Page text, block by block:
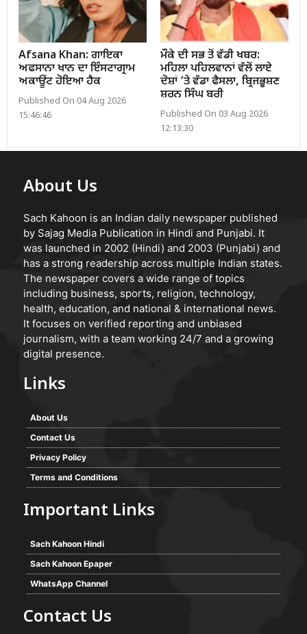
Afsana Khan: ਗਾਇਕਾ
ਅਫਸਾਨਾ ਖਾਨ ਦਾ ਇੰਸਟਾਗ੍ਰਾਮ
ਅਕਾਊਂਟ ਹੋਇਆ ਹੈਕ
Published On 04 Aug 2026
15:46:46
ਮੌਕੇ ਦੀ ਸਭ ਤੋਂ ਵੱਡੀ ਖਬਰ:
ਮਹਿਲਾ ਪਹਿਲਵਾਨਾਂ ਵੱਲੋਂ ਲਾਏ
ਦੋਸ਼ਾਂ ’ਤੇ ਵੱਡਾ ਫੈਸਲਾ, ਬ੍ਰਿਜਭੂਸ਼ਣ
ਸ਼ਰਨ ਸਿੰਘ ਬਰੀ
Published On 03 Aug 2026
12:13:30
About Us
Sach Kahoon is an Indian daily newspaper published
by Sajag Media Publication in Hindi and Punjabi. It
was launched in 2002 (Hindi) and 2003 (Punjabi) and
has a strong readership across multiple Indian states.
The newspaper covers a wide range of topics
including business, sports, religion, technology,
health, education, and national & international news.
It focuses on verified reporting and unbiased
journalism, with a team working 24/7 and a growing
digital presence.
Links
About Us
Contact Us
Privacy Policy
Terms and Conditions
Important Links
Sach Kahoon Hindi
Sach Kahoon Epaper
WhatsApp Channel
Contact Us